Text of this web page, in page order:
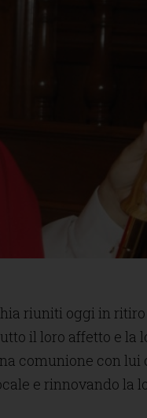
riuniti oggi in
il loro affetto e la
comunione con lui
e rinnovando la